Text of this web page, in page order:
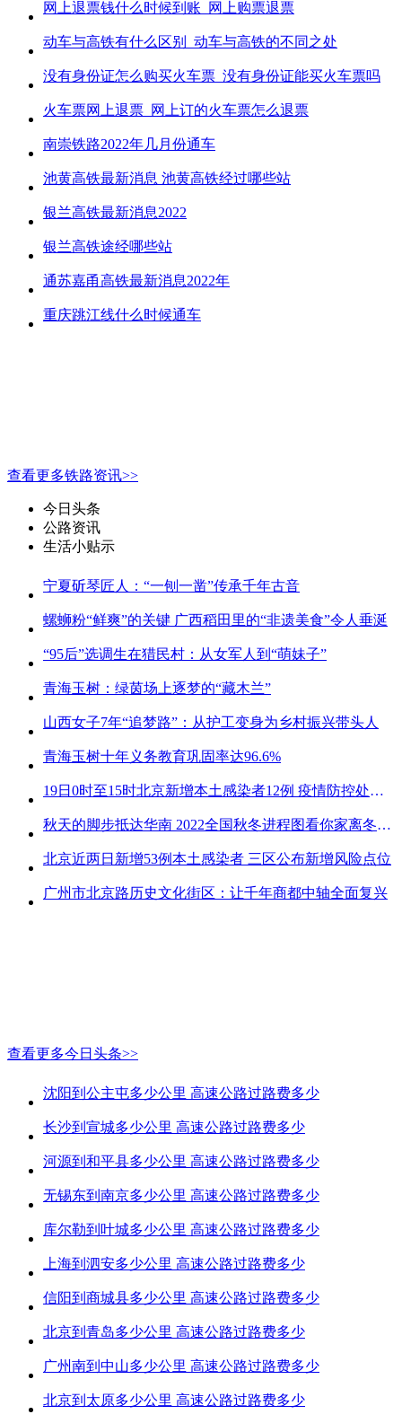
网上退票钱什么时候到账_网上购票退票
动车与高铁有什么区别_动车与高铁的不同之处
没有身份证怎么购买火车票_没有身份证能买火车票吗
火车票网上退票_网上订的火车票怎么退票
南崇铁路2022年几月份通车
池黄高铁最新消息 池黄高铁经过哪些站
银兰高铁最新消息2022
银兰高铁途经哪些站
通苏嘉甬高铁最新消息2022年
重庆跳江线什么时候通车
查看更多铁路资讯>>
今日头条
公路资讯
生活小贴示
宁夏斫琴匠人：“一刨一凿”传承千年古音
螺蛳粉“鲜爽”的关键 广西稻田里的“非遗美食”令人垂涎
“95后”选调生在猎民村：从女军人到“萌妹子”
青海玉树：绿茵场上逐梦的“藏木兰”
山西女子7年“追梦路”：从护工变身为乡村振兴带头人
青海玉树十年义务教育巩固率达96.6%
19日0时至15时北京新增本土感染者12例 疫情防控处关键时刻
秋天的脚步抵达华南 2022全国秋冬进程图看你家离冬天有多远
北京近两日新增53例本土感染者 三区公布新增风险点位
广州市北京路历史文化街区：让千年商都中轴全面复兴
查看更多今日头条>>
沈阳到公主屯多少公里 高速公路过路费多少
长沙到宣城多少公里 高速公路过路费多少
河源到和平县多少公里 高速公路过路费多少
无锡东到南京多少公里 高速公路过路费多少
库尔勒到叶城多少公里 高速公路过路费多少
上海到泗安多少公里 高速公路过路费多少
信阳到商城县多少公里 高速公路过路费多少
北京到青岛多少公里 高速公路过路费多少
广州南到中山多少公里 高速公路过路费多少
北京到太原多少公里 高速公路过路费多少